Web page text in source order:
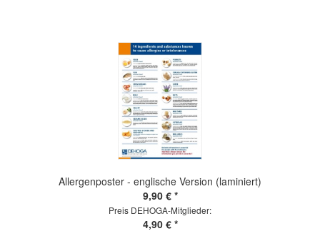
Allergenposter - englische Version (laminiert)
9,90 € *
Preis DEHOGA-Mitglieder:
4,90 € *